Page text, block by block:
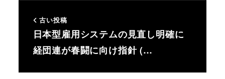
古い投稿
日本型雇用システムの見直し明確に
経団連が春闘に向け指針 (…